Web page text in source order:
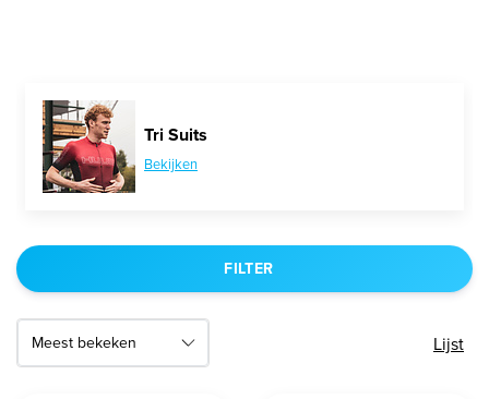
Tri Suits
Bekijken
FILTER
Lijst